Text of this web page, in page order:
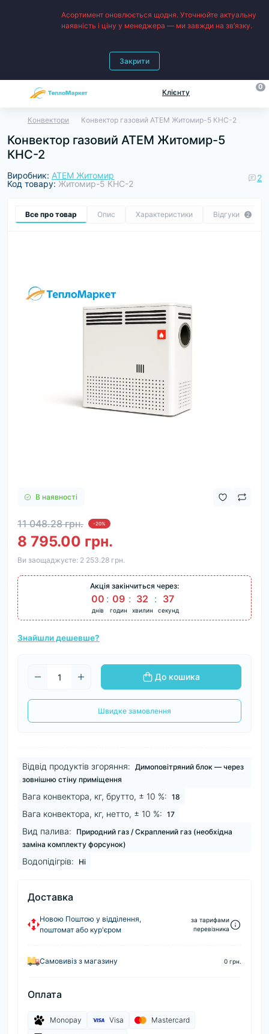
Асортимент оновлюється щодня. Уточнюйте актуальну
наявність і ціну у менеджера — ми завжди на зв’язку.
Закрити
Клієнту
0
Конвектори Конвектор газовий АТЕМ Житомир-5 КНС-2
Конвектор газовий АТЕМ Житомир-5
КНС-2
Виробник: АТЕМ Житомир
Код товару: Житомир-5 КНС-2
2
Все про товар Опис Характеристики Відгуки 2
В наявності
11 048.28 грн. -20%
8 795.00 грн.
Ви заощаджуєте: 2 253.28 грн.
Акція закінчиться через:
00
днів
: 09
годин
: 32
хвилин
: 36
секунд
Знайшли дешевше?
До кошика
Швидке замовлення
Відвід продуктів згоряння: Димоповітряний блок — через
зовнішню стіну приміщення
Вага конвектора, кг, брутто, ± 10 %: 18
Вага конвектора, кг, нетто, ± 10 %: 17
Вид палива:
Природний газ / Скраплений газ (необхідна
заміна комплекту форсунок)
Водопідігрів: Ні
Доставка
Новою Поштою у відділення,
поштомат або кур'єром
за тарифами
перевізника
Самовивіз з магазину 0 грн.
Оплата
Monopay Visa
Mastercard